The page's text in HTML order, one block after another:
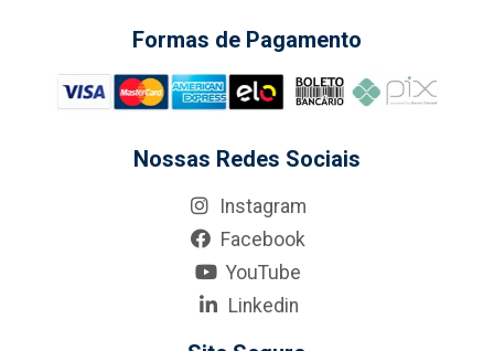
Formas de Pagamento
Nossas Redes Sociais
Instagram
Facebook
YouTube
Linkedin